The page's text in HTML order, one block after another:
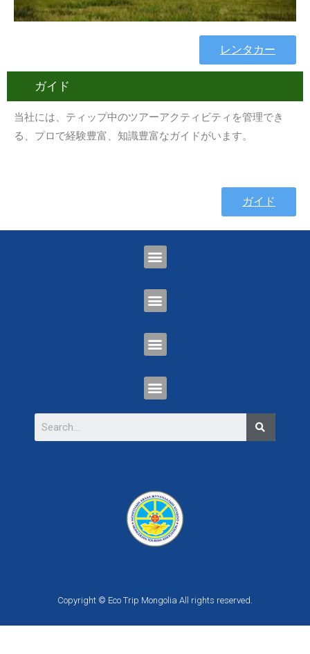
レンタカー
ガイド
当社には、ティップ中のツアーアクティビティを管理でき
る、プロで経験豊富、知識豊富なガイドがいます。
ガイド
Copyright © Eco Trip Mongolia All rights reserved.